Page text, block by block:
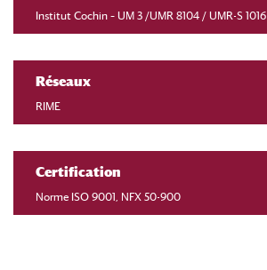
Institut Cochin – UM 3 /UMR 8104 / UMR-S 1016
Réseaux
RIME
Certification
Norme ISO 9001, NFX 50-900